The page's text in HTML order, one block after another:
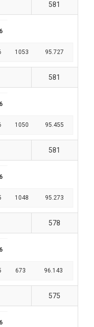
581
1053 95.727
581
1050 95.455
581
1048 95.273
578
673 96.143
575